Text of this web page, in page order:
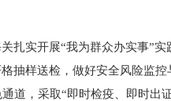
实开展“我为群众办实事”实
抽样送检，做好安全风险监
道，采取“即时检疫、即时出